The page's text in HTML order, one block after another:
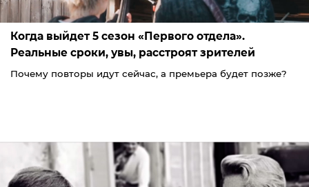
Когда выйдет 5 сезон «Первого отдела».
Реальные сроки, увы, расстроят зрителей
Почему повторы идут сейчас, а премьера будет позже?